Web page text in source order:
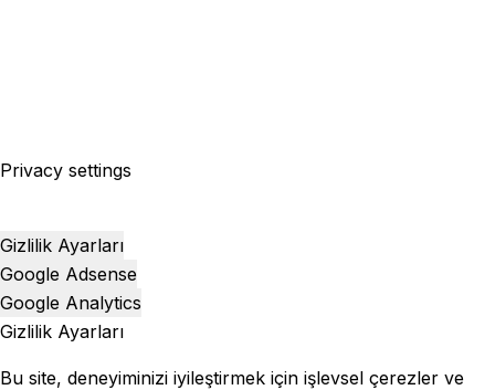
Privacy settings
Gizlilik Ayarları
Google Adsense
Google Analytics
Gizlilik Ayarları
Bu site, deneyiminizi iyileştirmek için işlevsel çerezler ve